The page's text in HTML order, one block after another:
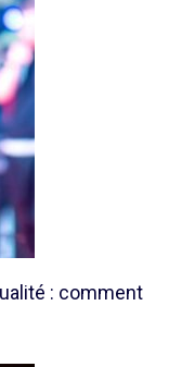
: comment